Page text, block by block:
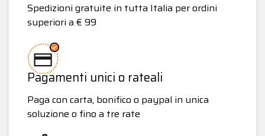
Spedizioni gratuite in tutta Italia per ordini
superiori a € 99
Pagamenti unici o rateali
Paga con carta, bonifico o paypal in unica
soluzione o fino a tre rate